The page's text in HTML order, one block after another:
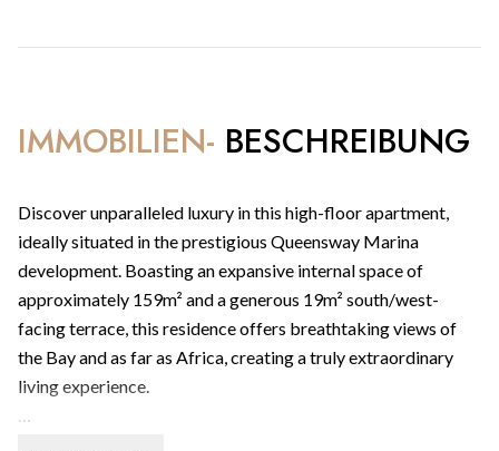
IMMOBILIEN- BESCHREIBUNG
Discover unparalleled luxury in this high-floor apartment,
ideally situated in the prestigious Queensway Marina
development. Boasting an expansive internal space of
approximately 159m² and a generous 19m² south/west-
facing terrace, this residence offers breathtaking views of
the Bay and as far as Africa, creating a truly extraordinary
living experience.